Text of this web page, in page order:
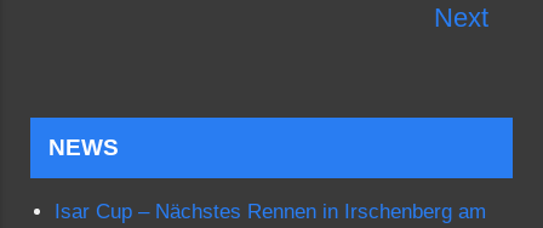
Next
NEWS
Isar Cup – Nächstes Rennen in Irschenberg am